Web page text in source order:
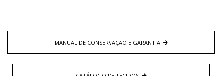
MANUAL DE CONSERVAÇÃO E GARANTIA